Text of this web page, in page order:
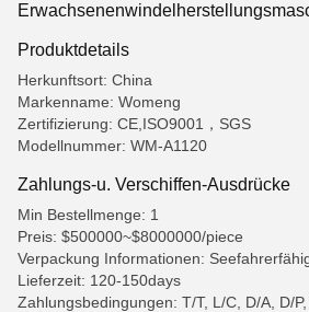
Produktdetails
Herkunftsort: China
Markenname: Womeng
Zertifizierung: CE,ISO9001，SGS
Modellnummer: WM-A1120
Zahlungs-u. Verschiffen-Ausdrücke
Min Bestellmenge: 1
Preis: $500000~$8000000/piece
Verpackung Informationen:
Lieferzeit: 120-150days
Zahlungsbedingungen: T/T, L/C, D/A, D/